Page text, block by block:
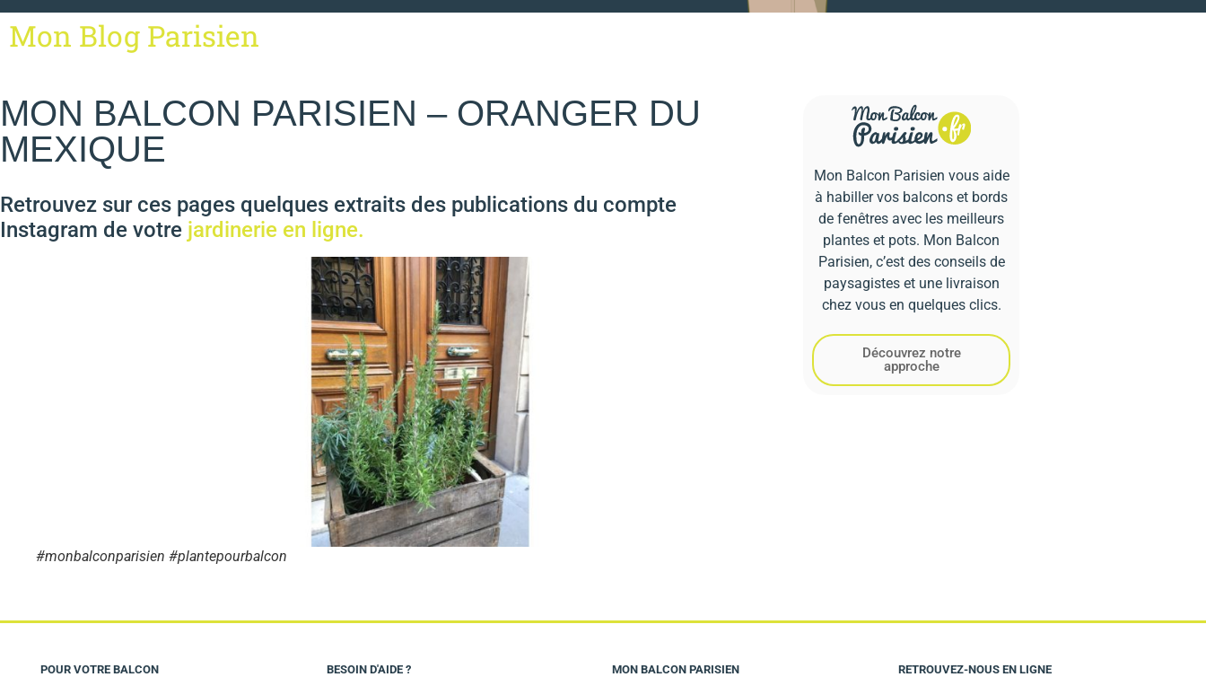
Mon Blog Parisien
MON BALCON PARISIEN – ORANGER DU
MEXIQUE
Retrouvez sur ces pages quelques extraits des publications du compte
Instagram de votre jardinerie en ligne.
#monbalconparisien #plantepourbalcon
Mon Balcon Parisien vous aide
à habiller vos balcons et bords
de fenêtres avec les meilleurs
plantes et pots. Mon Balcon
Parisien, c’est des conseils de
paysagistes et une livraison
chez vous en quelques clics.
Découvrez notre
approche
POUR VOTRE BALCON BESOIN D'AIDE ? MON BALCON PARISIEN RETROUVEZ-NOUS EN LIGNE